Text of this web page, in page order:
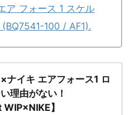
ア フォース 1 スケル
100 / AF1).
ナイキ エアフォース1 ロ
理由がない！
】